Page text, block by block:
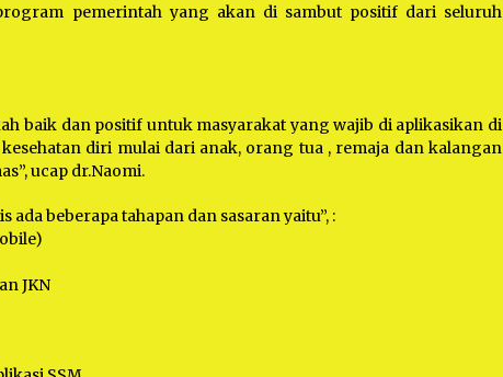
pemerintah yang akan di sambut positif dari seluruh
baik dan positif untuk masyarakat yang wajib di aplikasikan di
diri mulai dari anak, orang tua , remaja dan kalangan
ucap dr.Naomi.
ada beberapa tahapan dan sasaran yaitu”, :
JKN